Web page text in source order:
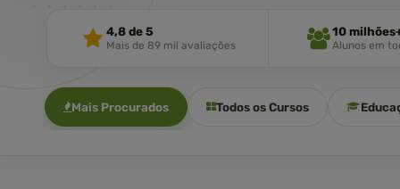
4,8 de 5
Mais de 89 mil avaliações
10
Alunos em
Mais Procurados Todos os Cursos